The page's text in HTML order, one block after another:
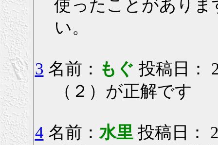
使ったことがあり
い。
3 名前： もぐ 投稿日：
（２）が正解です
4 名前： 水里 投稿日：